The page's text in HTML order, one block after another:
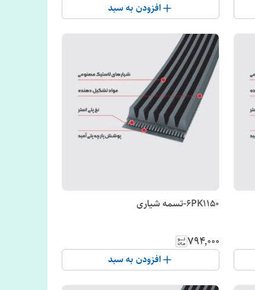
افزودن به سبد
6PK1150-تسمه شیاری
۷۹۴٬۰۰۰
افزودن به سبد